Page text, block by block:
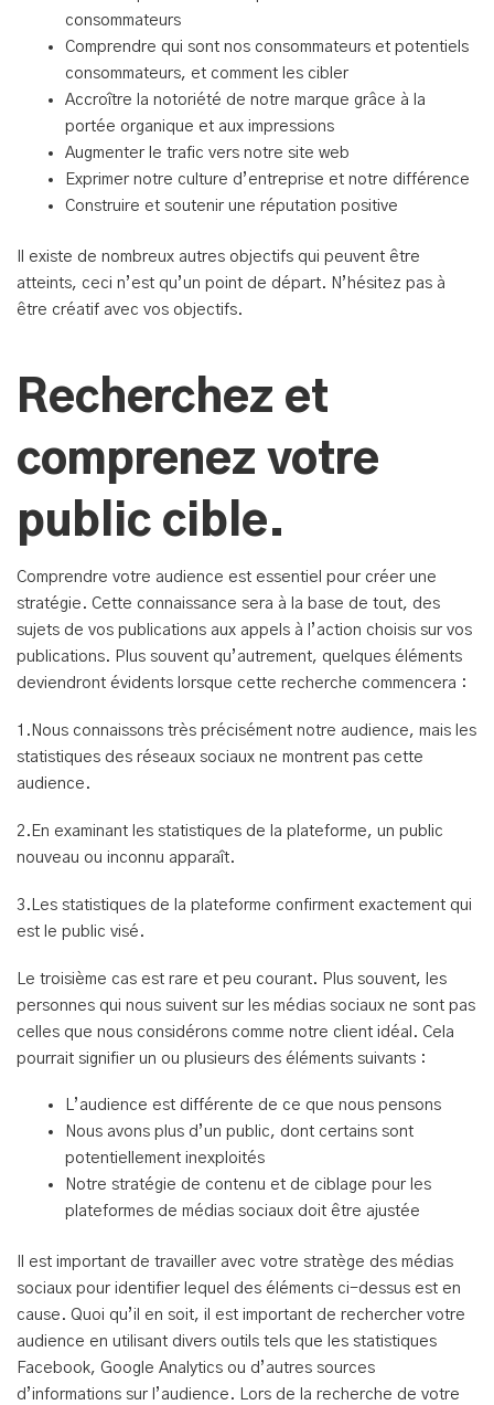
consommateurs
Comprendre qui sont nos consommateurs et potentiels
consommateurs, et comment les cibler
Accroître la notoriété de notre marque grâce à la
portée organique et aux impressions
Augmenter le trafic vers notre site web
Exprimer notre culture d’entreprise et notre différence
Construire et soutenir une réputation positive
Il existe de nombreux autres objectifs qui peuvent être
atteints, ceci n’est qu’un point de départ. N’hésitez pas à
être créatif avec vos objectifs.
Recherchez et
comprenez votre
public cible.
Comprendre votre audience est essentiel pour créer une
stratégie. Cette connaissance sera à la base de tout, des
sujets de vos publications aux appels à l’action choisis sur vos
publications. Plus souvent qu’autrement, quelques éléments
deviendront évidents lorsque cette recherche commencera :
1.Nous connaissons très précisément notre audience, mais les
statistiques des réseaux sociaux ne montrent pas cette
audience.
2.En examinant les statistiques de la plateforme, un public
nouveau ou inconnu apparaît.
3.Les statistiques de la plateforme confirment exactement qui
est le public visé.
Le troisième cas est rare et peu courant. Plus souvent, les
personnes qui nous suivent sur les médias sociaux ne sont pas
celles que nous considérons comme notre client idéal. Cela
pourrait signifier un ou plusieurs des éléments suivants :
L’audience est différente de ce que nous pensons
Nous avons plus d’un public, dont certains sont
potentiellement inexploités
Notre stratégie de contenu et de ciblage pour les
plateformes de médias sociaux doit être ajustée
Il est important de travailler avec votre stratège des médias
sociaux pour identifier lequel des éléments ci-dessus est en
cause. Quoi qu’il en soit, il est important de rechercher votre
audience en utilisant divers outils tels que les statistiques
Facebook, Google Analytics ou d’autres sources
d’informations sur l’audience. Lors de la recherche de votre